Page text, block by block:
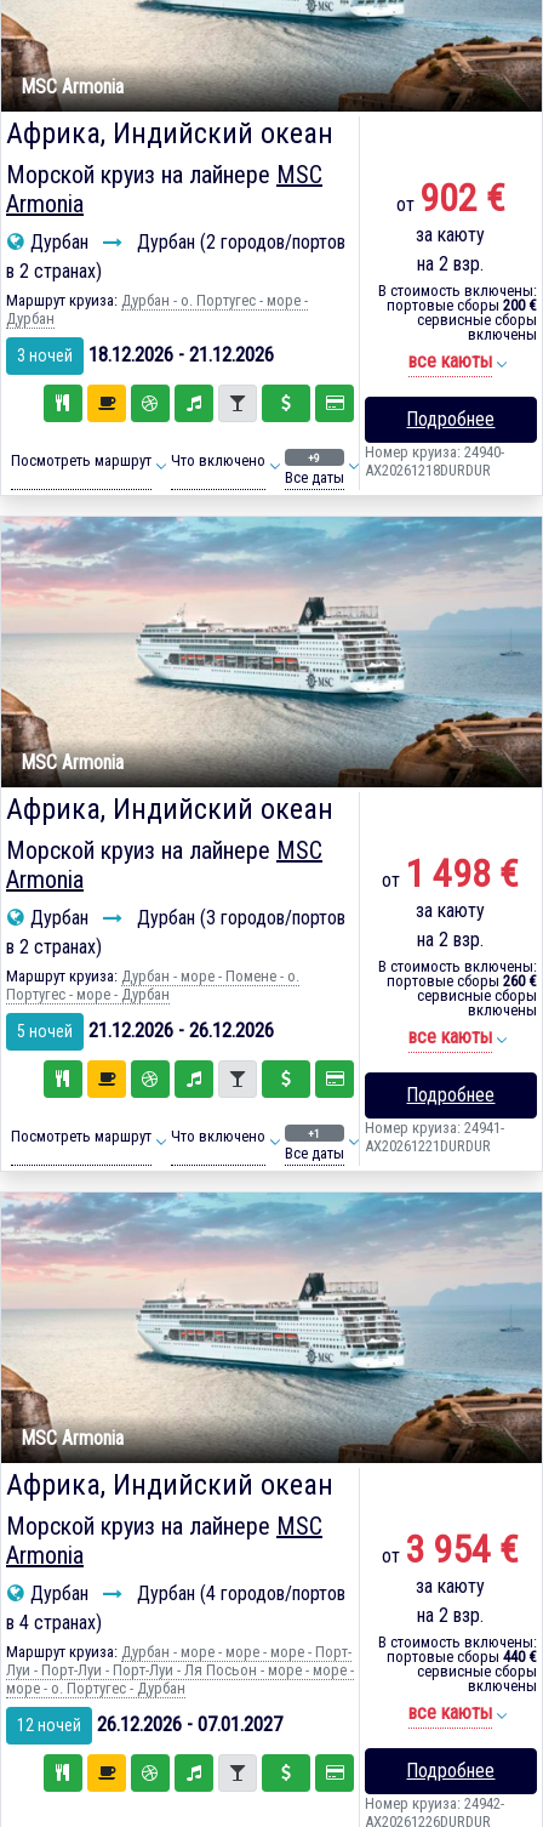
MSC Armonia
Африка, Индийский океан
Морской круиз на лайнере MSC
Armonia
Дурбан
Дурбан (2 городов/портов
в 2 странах)
Маршрут круиза: Дурбан - о. Португес - море -
Дурбан
3 ночей 18.12.2026 - 21.12.2026
Посмотреть маршрут Что включено +9
Все даты
от 902 €
за каюту
на 2 взр.
В стоимость включены:
портовые сборы 200 €
сервисные сборы
включены
все каюты
Подробнее
Номер круиза: 24940-
AX20261218DURDUR
MSC Armonia
Африка, Индийский океан
Морской круиз на лайнере MSC
Armonia
Дурбан
Дурбан (3 городов/портов
в 2 странах)
Маршрут круиза: Дурбан - море - Помене - о.
Португес - море - Дурбан
5 ночей 21.12.2026 - 26.12.2026
Посмотреть маршрут Что включено +1
Все даты
от 1 498 €
за каюту
на 2 взр.
В стоимость включены:
портовые сборы 260 €
сервисные сборы
включены
все каюты
Подробнее
Номер круиза: 24941-
AX20261221DURDUR
MSC Armonia
Африка, Индийский океан
Морской круиз на лайнере MSC
Armonia
Дурбан
Дурбан (4 городов/портов
в 4 странах)
Маршрут круиза: Дурбан - море - море - море - Порт-
Луи - Порт-Луи - Порт-Луи - Ля Посьон - море - море -
море - о. Португес - Дурбан
12 ночей 26.12.2026 - 07.01.2027
от 3 954 €
за каюту
на 2 взр.
В стоимость включены:
портовые сборы 440 €
сервисные сборы
включены
все каюты
Подробнее
Номер круиза: 24942-
AX20261226DURDUR